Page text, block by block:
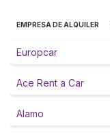
EMPRESA DE ALQUILER
Europcar
Ace Rent a Car
Alamo